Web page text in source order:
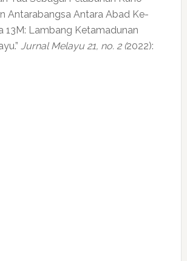
Antarabangsa Antara Abad Ke-
13M: Lambang Ketamadunan
Jurnal Melayu 21, no. 2 (2022):